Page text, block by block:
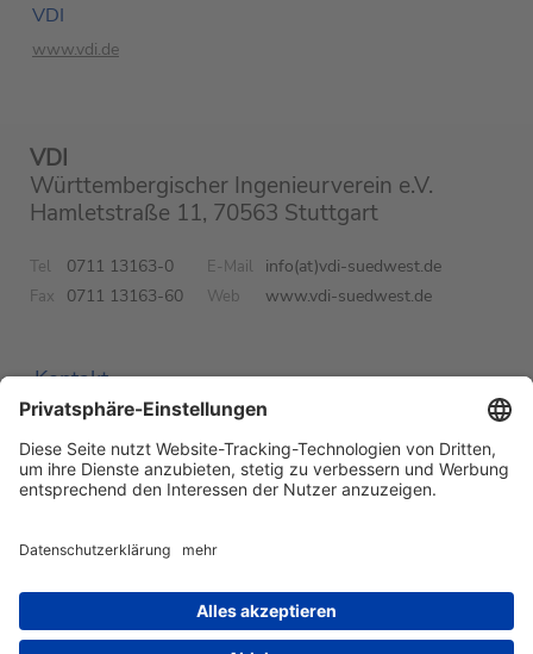
VDI
www.vdi.de
VDI
Württembergischer Ingenieurverein e.V.
Hamletstraße 11, 70563 Stuttgart
Tel 0711 13163-0
Fax 0711 13163-60
E-Mail info(at)vdi-suedwest.de
Web www.vdi-suedwest.de
Kontakt
Impressum
Datenschutz
Suchen